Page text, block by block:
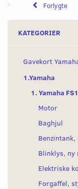
Forlygte
KATEGORIER
Gavekort
1.Yamaha
1. Yamaha
Motor
Baghjul
Blinklys, ny
Elektriske
Forgaffel,